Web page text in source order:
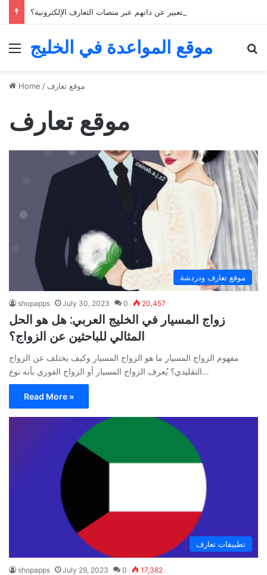
Menu
موقع المواعدة في الخليج
Home / موقع تعارف
موقع تعارف
موقع تعارف ودردشة
shopapps July 30, 2023 0 20,457
زواج المسيار في الخليج العربي: هل هو الحل
المثالي للباحثين عن الزواج؟
مفهوم الزواج المسيار ما هو الزواج المسيار وكيف يختلف عن الزواج
التقليدي؟ يُعرف الزواج المسيار أو الزواج الفوري بأنه نوع…
Read More »
تطبيقات تعارف
shopapps July 29, 2023 0 17,382